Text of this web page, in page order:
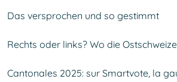
Das versprochen und so gestimmt
Rechts oder links? Wo die
Cantonales 2025: sur Smartvote, la